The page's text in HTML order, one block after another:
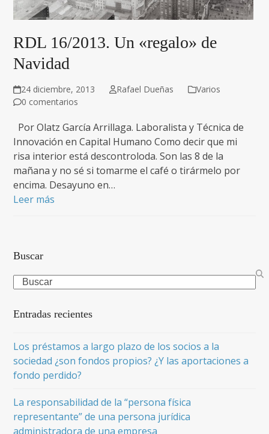
RDL 16/2013. Un «regalo» de
Navidad
24 diciembre, 2013 Rafael Dueñas
Varios
0 comentarios
Por Olatz García Arrillaga. Laboralista y Técnica de
Innovación en Capital Humano Como decir que mi
risa interior está descontroloda. Son las 8 de la
mañana y no sé si tomarme el café o tirármelo por
encima. Desayuno en…
Leer más
Buscar
Search
Entradas recientes
Los préstamos a largo plazo de los socios a la
sociedad ¿son fondos propios? ¿Y las aportaciones a
fondo perdido?
La responsabilidad de la “persona física
representante” de una persona jurídica
administradora de una empresa